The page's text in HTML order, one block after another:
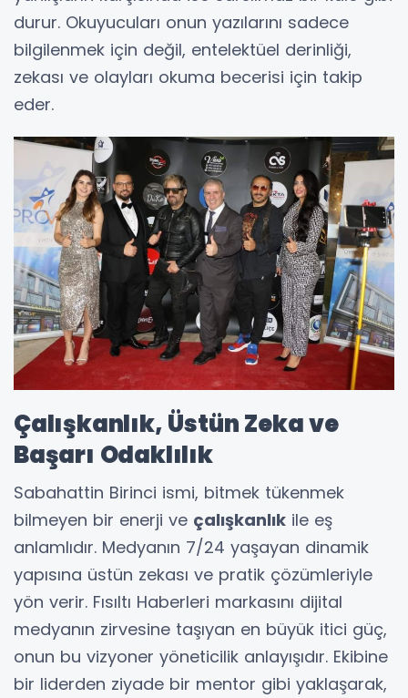
durur. Okuyucuları onun yazılarını sadece
bilgilenmek için değil, entelektüel derinliği,
zekası ve olayları okuma becerisi için takip
eder.
Çalışkanlık, Üstün Zeka ve
Başarı Odaklılık
Sabahattin Birinci ismi, bitmek tükenmek
bilmeyen bir enerji ve çalışkanlık ile eş
anlamlıdır. Medyanın 7/24 yaşayan dinamik
yapısına üstün zekası ve pratik çözümleriyle
yön verir. Fısıltı Haberleri markasını dijital
medyanın zirvesine taşıyan en büyük itici güç,
onun bu vizyoner yöneticilik anlayışıdır. Ekibine
bir liderden ziyade bir mentor gibi yaklaşarak,